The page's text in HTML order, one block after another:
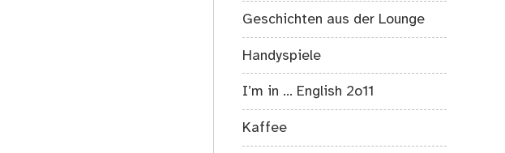
Geschichten aus der Lounge
Handyspiele
I’m in … English 2o11
Kaffee